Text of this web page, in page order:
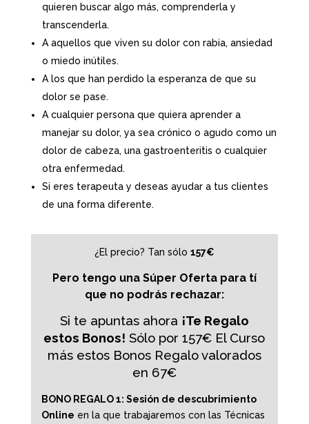
quieren buscar algo más, comprenderla y
transcenderla.
A aquellos que viven su dolor con rabia, ansiedad
o miedo inútiles.
A los que han perdido la esperanza de que su
dolor se pase.
A cualquier persona que quiera aprender a
manejar su dolor, ya sea crónico o agudo como un
dolor de cabeza, una gastroenteritis o cualquier
otra enfermedad.
Si eres terapeuta y deseas ayudar a tus clientes
de una forma diferente.
¿El precio? Tan sólo 157€
Pero tengo una Súper Oferta para tí
que no podrás rechazar:
Si te apuntas ahora ¡Te Regalo
estos Bonos! Sólo por 157€ El Curso
más estos Bonos Regalo valorados
en 67€
BONO REGALO 1: Sesión de descubrimiento
Online en la que trabajaremos con las Técnicas